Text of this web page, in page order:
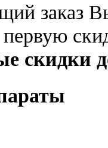
заказ
скидки